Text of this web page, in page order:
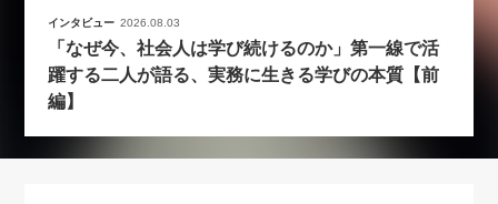
インタビュー 2026.08.03
「なぜ今、社会人は学び続けるのか」第一線で活
躍する二人が語る、実務に生きる学びの本質【前
編】